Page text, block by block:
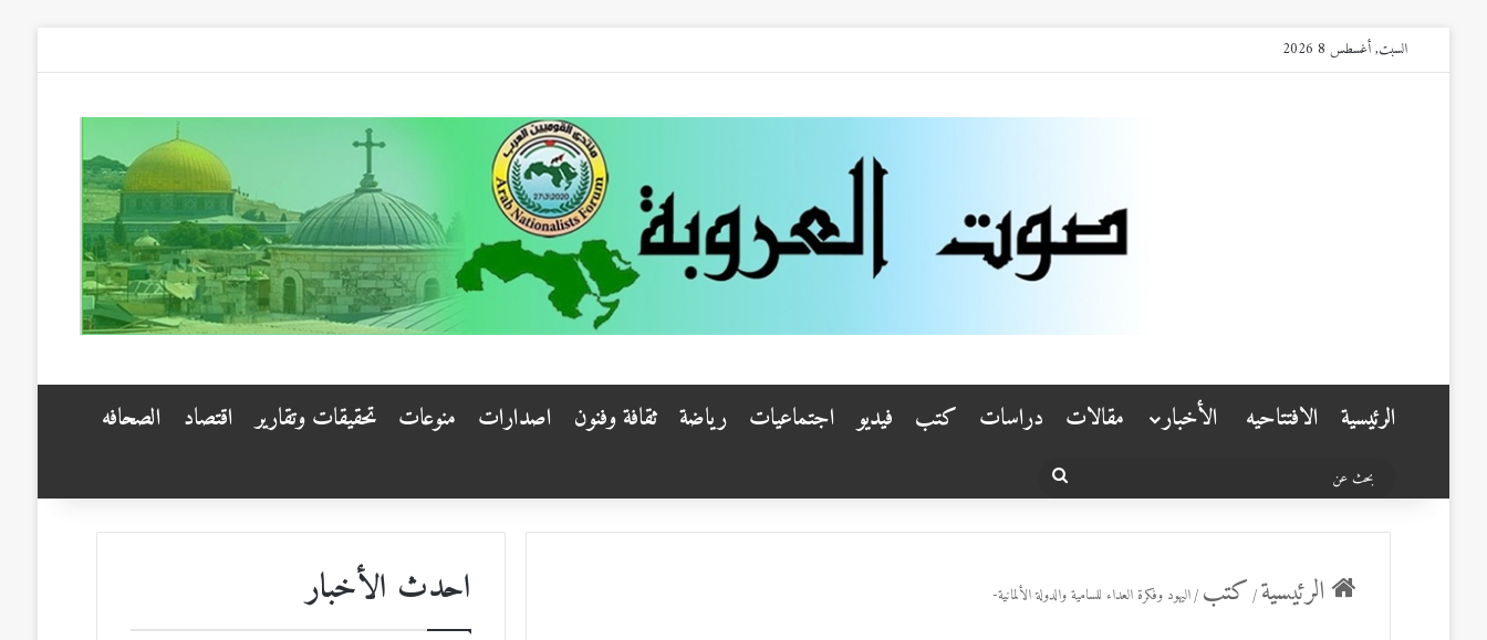
السبت, أغسطس 8 2026
الرئيسية الافتتاحيه الأخبار مقالات دراسات كتب فيديو اجتماعيات رياضة ثقافة وفنون اصدارات منوعات تحقيقات وتقارير اقتصاد الصحافه
بحث
الرئيسية/ كتب /اليهود وفكرة العداء للسامية والدولة الألمانية- احدث الأخبار